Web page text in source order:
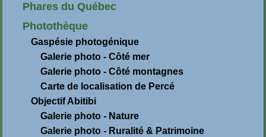
Phares du Québec
Photothèque
Gaspésie photogénique
Galerie photo - Côté mer
Galerie photo - Côté montagnes
Carte de localisation de Percé
Objectif Abitibi
Galerie photo - Nature
Galerie photo - Ruralité & Patrimoine